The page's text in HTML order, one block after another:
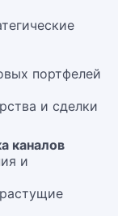
портфелей
и сделки
каналов
и